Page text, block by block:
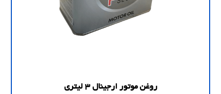
روغن موتور ارجینال 3 لیتری